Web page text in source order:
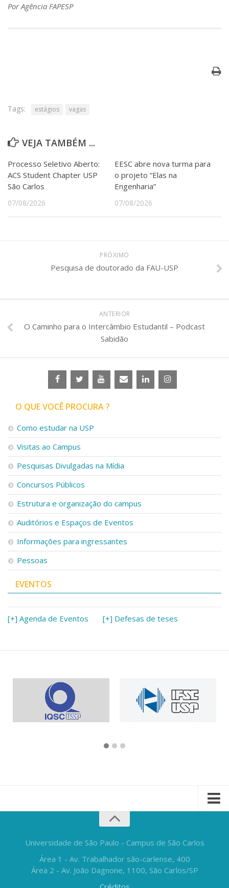
Por Agência FAPESP
Tags: estágios vagas
VEJA TAMBÉM ...
Processo Seletivo Aberto:
ACS Student Chapter USP
São Carlos
07/08/2026
EESC abre nova turma para
o projeto “Elas na
Engenharia”
07/08/2026
PRÓXIMO
Pesquisa de doutorado da FAU-USP
ANTERIOR
O Caminho para o Intercâmbio Estudantil – Podcast
Sabidão
O QUE VOCÊ PROCURA ?
Como estudar na USP
Visitas ao Campus
Pesquisas Divulgadas na Mídia
Concursos Públicos
Estrutura e organização do campus
Auditórios e Espaços de Eventos
Informações para ingressantes
Pessoas
EVENTOS
[+] Agenda de Eventos [+] Defesas de teses
Universidade de São Paulo - Campus de São Carlos
Área 1 - Av. Trabalhador são-carlense, 400
Área 2 - Av. João Dagnone, 1100, São Carlos/SP